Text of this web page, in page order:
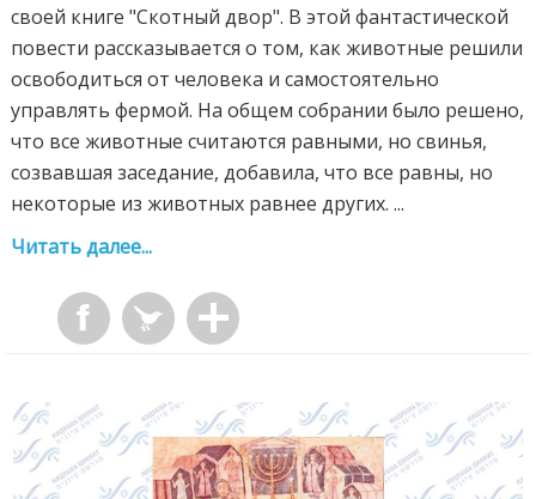
своей книге "Скотный двор". В этой фантастической
повести рассказывается о том, как животные решили
освободиться от человека и самостоятельно
управлять фермой. На общем собрании было решено,
что все животные считаются равными, но свинья,
созвавшая заседание, добавила, что все равны, но
некоторые из животных равнее других. ...
Читать далее...